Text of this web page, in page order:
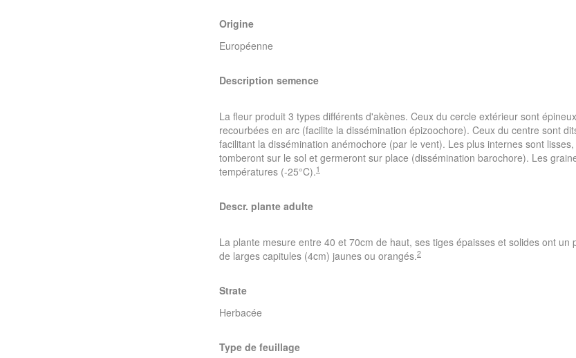
Origine
Européenne
Description semence
La fleur produit 3 types différents d'akènes. Ceux du cercle extérieur sont
recourbées en arc (facilite la dissémination épizoochore). Ceux du centre sont
facilitant la dissémination anémochore (par le vent). Les plus internes sont
tomberont sur le sol et germeront sur place (dissémination barochore). Les
températures (-25°C).1
Descr. plante adulte
La plante mesure entre 40 et 70cm de haut, ses tiges épaisses et solides ont un
de larges capitules (4cm) jaunes ou orangés.2
Strate
Herbacée
Type de feuillage